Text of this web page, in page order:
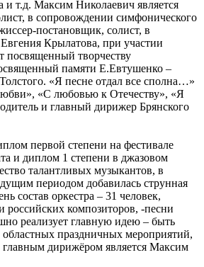
и т.д. Максим Николаевич является
в сопровождении симфонического
постановщик, солист, в
Крылатова, при участии
творчеству
памяти Е.Евтушенко –
«Я песне отдал все сполна…»
«С любовью к Отечеству», «Я
и главный дирижер Брянского
первой степени на фестивале
и диплом 1 степени в джазовом
талантливых музыкантов, в
периодом добавилась струнная
состав оркестра – 31 человек,
российских композиторов, -песни
реализует главную идею – быть
праздничных мероприятий,
главным дирижёром является Максим